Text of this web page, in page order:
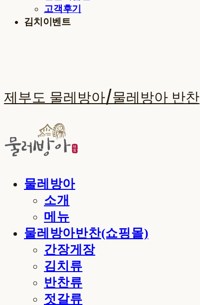
고객후기
김치이벤트
제부도 물레방아/물레방아 반찬
물레방아
소개
메뉴
물레방아반찬(쇼핑몰)
간장게장
김치류
반찬류
젓갈류